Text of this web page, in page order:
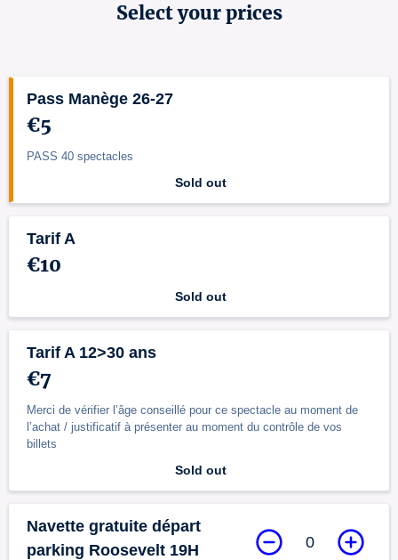
Select your prices
Pass Manège 26-27
€5
PASS 40 spectacles
Sold out
Tarif A
€10
Sold out
Tarif A 12>30 ans
€7
Merci de vérifier l’âge conseillé pour ce spectacle au moment de
l’achat / justificatif à présenter au moment du contrôle de vos
billets
Sold out
Navette gratuite départ
parking Roosevelt 19H
0